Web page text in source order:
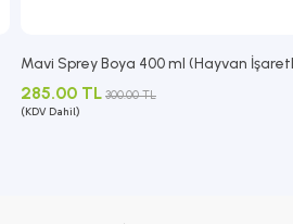
Mavi Sprey Boya 400 ml (Hayvan
285.00 TL 300.00 TL
(KDV Dahil)